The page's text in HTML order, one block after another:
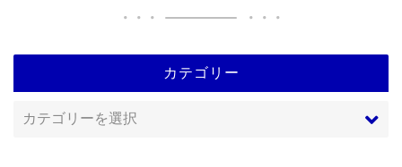
カテゴリー